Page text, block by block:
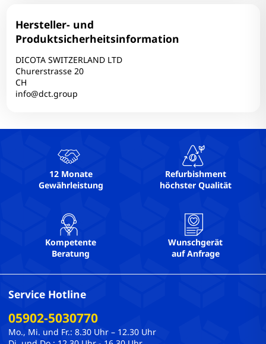
Hersteller- und
Produktsicherheitsinformation
DICOTA SWITZERLAND LTD
Churerstrasse 20
CH
info@dct.group
12 Monate
Gewährleistung
Refurbishment
höchster Qualität
Kompetente
Beratung
Wunschgerät
auf Anfrage
Service Hotline
05902-5030770
Mo., Mi. und Fr.: 8.30 Uhr – 12.30 Uhr